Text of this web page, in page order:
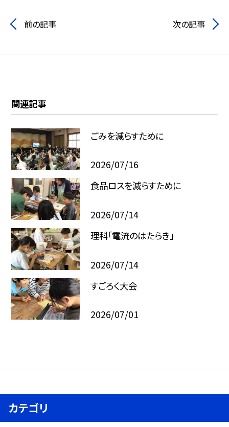
前の記事 次の記事
関連記事
ごみを減らすために
2026/07/16
食品ロスを減らすために
2026/07/14
理科「電流のはたらき」
2026/07/14
すごろく大会
2026/07/01
カテゴリ